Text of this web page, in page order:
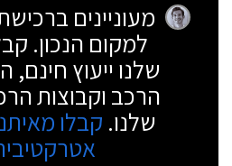
מעוניינים
למקום הנכון.
שלנו ייעוץ חינם,
הרכב וקבוצות
שלנו. קבלו